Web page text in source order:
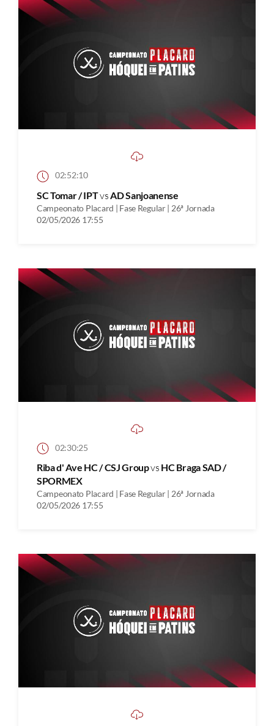
02:52:10
SC Tomar / IPTvsAD Sanjoanense
Campeonato Placard | Fase Regular | 26ª Jornada
02/05/2026 17:55
02:30:25
Riba d' Ave HC / CSJ Groupvs HC Braga SAD /
SPORMEX
Campeonato Placard | Fase Regular | 26ª Jornada
02/05/2026 17:55